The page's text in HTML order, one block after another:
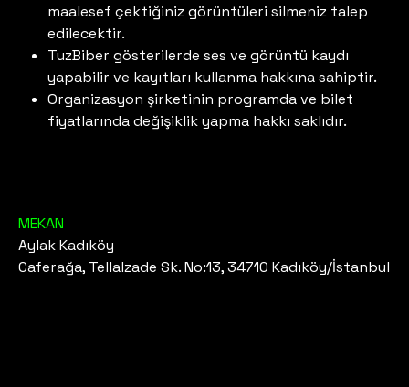
maalesef çektiğiniz görüntüleri silmeniz talep
edilecektir.
TuzBiber gösterilerde ses ve görüntü kaydı
yapabilir ve kayıtları kullanma hakkına sahiptir.
Organizasyon şirketinin programda ve bilet
fiyatlarında değişiklik yapma hakkı saklıdır.
MEKAN
Aylak Kadıköy
Caferağa, Tellalzade Sk. No:13, 34710 Kadıköy/İstanbul